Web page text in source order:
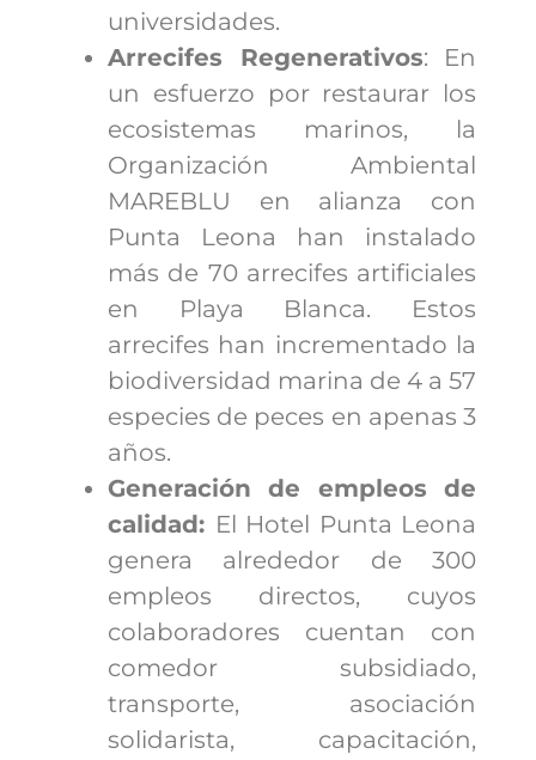
universidades.
Arrecifes Regenerativos: En
un esfuerzo por restaurar los
ecosistemas marinos, la
Organización Ambiental
MAREBLU en alianza con
Punta Leona han instalado
más de 70 arrecifes artificiales
en Playa Blanca. Estos
arrecifes han incrementado la
biodiversidad marina de 4 a 57
especies de peces en apenas 3
años.
Generación de empleos de
calidad: El Hotel Punta Leona
genera alrededor de 300
empleos directos, cuyos
colaboradores cuentan con
comedor subsidiado,
transporte, asociación
solidarista, capacitación,